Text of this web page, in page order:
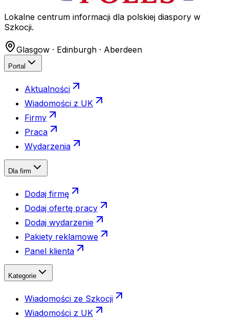
Lokalne centrum informacji dla polskiej diaspory w
Szkocji.
Glasgow · Edinburgh · Aberdeen
Portal
Aktualności
Wiadomości z UK
Firmy
Praca
Wydarzenia
Dla firm
Dodaj firmę
Dodaj ofertę pracy
Dodaj wydarzenie
Pakiety reklamowe
Panel klienta
Kategorie
Wiadomości ze Szkocji
Wiadomości z UK